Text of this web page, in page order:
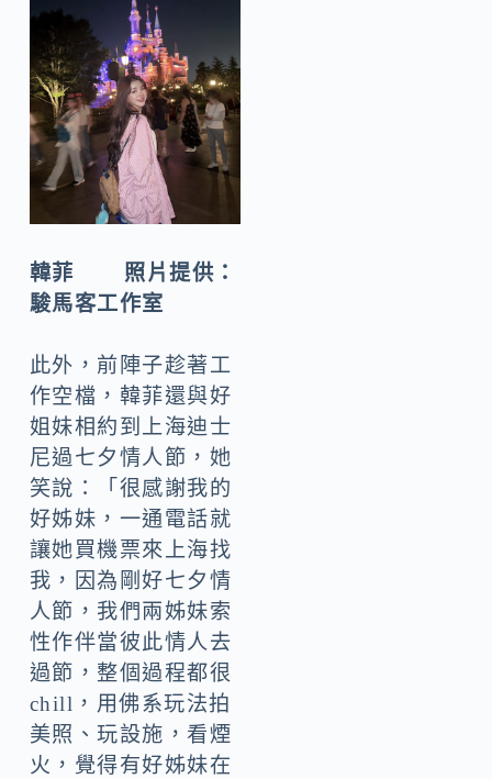
韓菲 照片提供：
駿馬客工作室
此外，前陣子趁著工
作空檔，韓菲還與好
姐妹相約到上海迪士
尼過七夕情人節，她
笑說：「很感謝我的
好姊妹，一通電話就
讓她買機票來上海找
我，因為剛好七夕情
人節，我們兩姊妹索
性作伴當彼此情人去
過節，整個過程都很
chill，用佛系玩法拍
美照、玩設施，看煙
火，覺得有好姊妹在